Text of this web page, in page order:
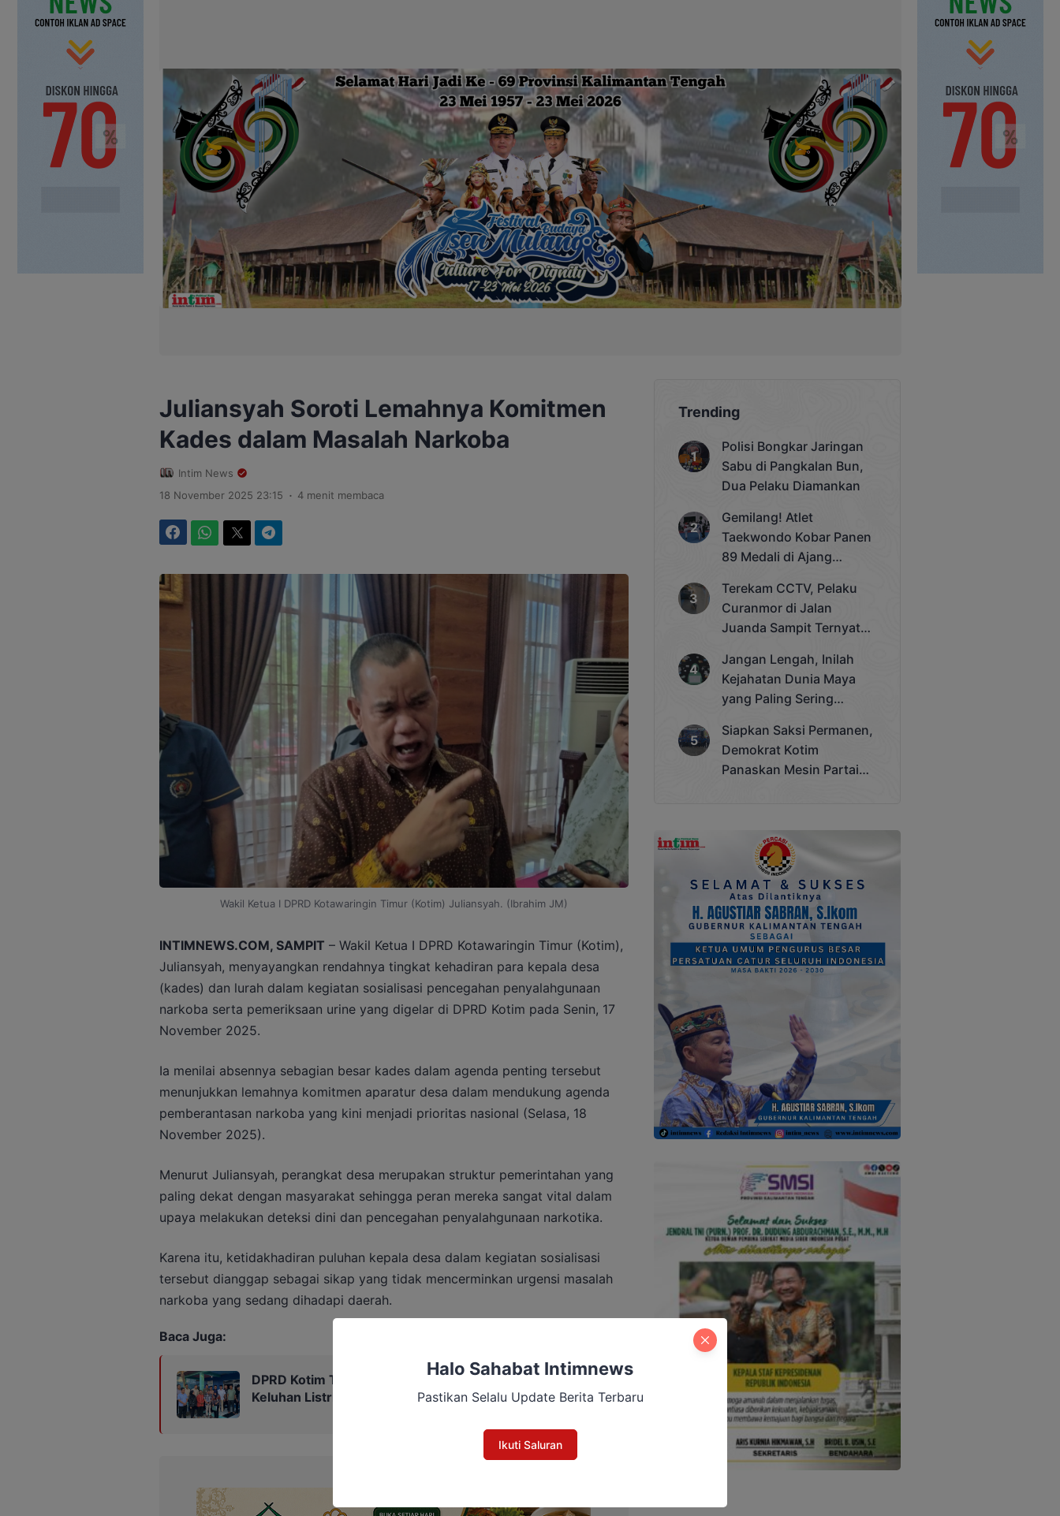
Juliansyah Soroti Lemahnya Komitmen
Kades dalam Masalah Narkoba
Intim News
18 November 2025 23:15 . 4 menit membaca
Wakil Ketua I DPRD Kotawaringin Timur (Kotim) Juliansyah. (Ibrahim JM)
INTIMNEWS.COM, SAMPIT – Wakil Ketua I DPRD Kotawaringin Timur (Kotim),
Juliansyah, menyayangkan rendahnya tingkat kehadiran para kepala desa
(kades) dan lurah dalam kegiatan sosialisasi pencegahan penyalahgunaan
narkoba serta pemeriksaan urine yang digelar di DPRD Kotim pada Senin, 17
November 2025.
Ia menilai absennya sebagian besar kades dalam agenda penting tersebut
menunjukkan lemahnya komitmen aparatur desa dalam mendukung agenda
pemberantasan narkoba yang kini menjadi prioritas nasional (Selasa, 18
November 2025).
Menurut Juliansyah, perangkat desa merupakan struktur pemerintahan yang
paling dekat dengan masyarakat sehingga peran mereka sangat vital dalam
upaya melakukan deteksi dini dan pencegahan penyalahgunaan narkotika.
Karena itu, ketidakhadiran puluhan kepala desa dalam kegiatan sosialisasi
tersebut dianggap sebagai sikap yang tidak mencerminkan urgensi masalah
narkoba yang sedang dihadapi daerah.
Baca Juga:
DPRD Kotim Tinjau Asrama Mahasiswa di Palangka Raya,
Keluhan Listrik Jadi Sorotan
Trending
Polisi Bongkar Jaringan
Sabu di Pangkalan Bun,
Dua Pelaku Diamankan
Gemilang! Atlet
Taekwondo Kobar Panen
89 Medali di Ajang
Cup 2025
Terekam CCTV, Pelaku
Curanmor di Jalan
Juanda Sampit Ternyata
Jangan Lengah, Inilah
Kejahatan Dunia Maya
yang Paling Sering
Siapkan Saksi Permanen,
Demokrat Kotim
Panaskan Mesin Partai
Halo Sahabat Intimnews
Pastikan Selalu Update Berita Terbaru
Ikuti Saluran